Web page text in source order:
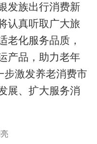
发族出行消费新
认真听取广大旅
老化服务品质，
产品，助力老年
步激发养老消费市
展、扩大服务消